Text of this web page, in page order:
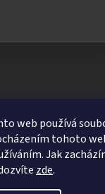
web používá
tohoto
Jak
zde.
Upravit